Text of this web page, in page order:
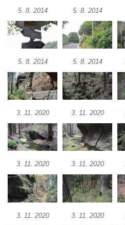
5. 8. 2014 5. 8. 2014
5. 8. 2014 5. 8. 2014
3. 11. 2020 3. 11. 2020
3. 11. 2020 3. 11. 2020
3. 11. 2020 3. 11. 2020